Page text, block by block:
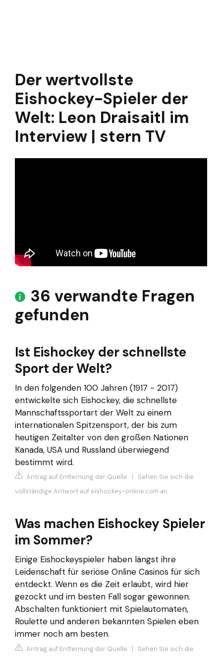
Der wertvollste
Eishockey-Spieler der
Welt: Leon Draisaitl im
Interview | stern TV
36 verwandte Fragen
gefunden
Ist Eishockey der schnellste
Sport der Welt?
In den folgenden 100 Jahren (1917 - 2017)
entwickelte sich Eishockey, die schnellste
Mannschaftssportart der Welt zu einem
internationalen Spitzensport, der bis zum
heutigen Zeitalter von den großen Nationen
Kanada, USA und Russland überwiegend
bestimmt wird.
Antrag auf Entfernung der Quelle | Sehen Sie sich die
vollständige Antwort auf eishockey-online.com an
Was machen Eishockey Spieler
im Sommer?
Einige Eishockeyspieler haben längst ihre
Leidenschaft für seriöse Online Casinos für sich
entdeckt. Wenn es die Zeit erlaubt, wird hier
gezockt und im besten Fall sogar gewonnen.
Abschalten funktioniert mit Spielautomaten,
Roulette und anderen bekannten Spielen eben
immer noch am besten.
Antrag auf Entfernung der Quelle | Sehen Sie sich die